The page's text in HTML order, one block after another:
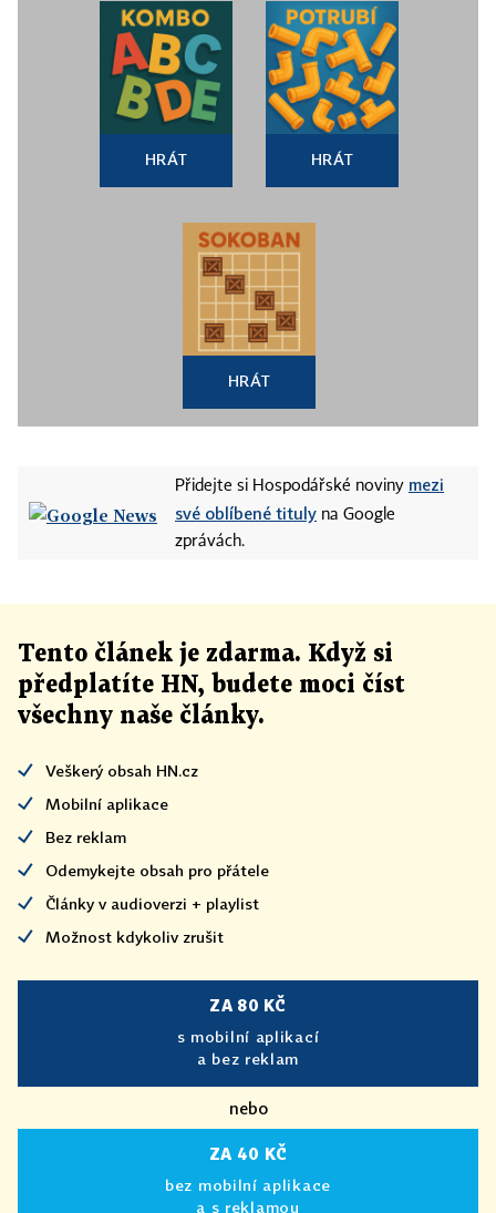
HRÁT HRÁT
HRÁT
Přidejte si Hospodářské noviny mezi
své oblíbené tituly na Google
zprávách.
Tento článek je zdarma. Když si
předplatíte HN, budete moci číst
všechny naše články.
Veškerý obsah HN.cz
Mobilní aplikace
Bez reklam
Odemykejte obsah pro přátele
Články v audioverzi + playlist
Možnost kdykoliv zrušit
ZA 80 KČ
s mobilní aplikací
a bez reklam
nebo
ZA 40 KČ
bez mobilní aplikace
a s reklamou